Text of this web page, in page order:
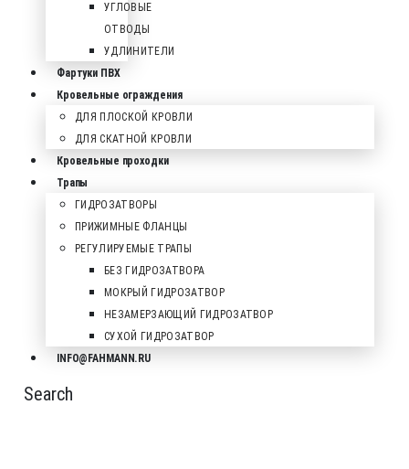
УГЛОВЫЕ
ОТВОДЫ
УДЛИНИТЕЛИ
Фартуки ПВХ
Кровельные ограждения
ДЛЯ ПЛОСКОЙ КРОВЛИ
ДЛЯ СКАТНОЙ КРОВЛИ
Кровельные проходки
Трапы
ГИДРОЗАТВОРЫ
ПРИЖИМНЫЕ ФЛАНЦЫ
РЕГУЛИРУЕМЫЕ ТРАПЫ
БЕЗ ГИДРОЗАТВОРА
МОКРЫЙ ГИДРОЗАТВОР
НЕЗАМЕРЗАЮЩИЙ ГИДРОЗАТВОР
СУХОЙ ГИДРОЗАТВОР
INFO@FAHMANN.RU
Search